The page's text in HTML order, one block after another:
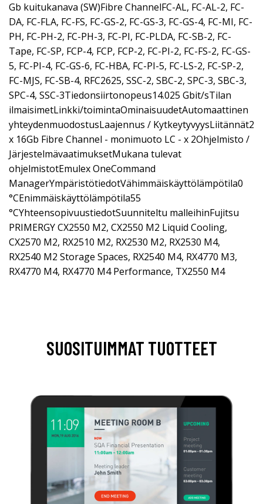
Gb kuitukanava (SW)Fibre ChannelFC-AL, FC-AL-2, FC-
DA, FC-FLA, FC-FS, FC-GS-2, FC-GS-3, FC-GS-4, FC-MI, FC-
PH, FC-PH-2, FC-PH-3, FC-PI, FC-PLDA, FC-SB-2, FC-
Tape, FC-SP, FCP-4, FCP, FCP-2, FC-PI-2, FC-FS-2, FC-GS-
5, FC-PI-4, FC-GS-6, FC-HBA, FC-PI-5, FC-LS-2, FC-SP-2,
FC-MJS, FC-SB-4, RFC2625, SSC-2, SBC-2, SPC-3, SBC-3,
SPC-4, SSC-3Tiedonsiirtonopeus14.025 Gbit/sTilan
ilmaisimetLinkki/toimintaOminaisuudetAutomaattinen
yhteydenmuodostusLaajennus / KytkeytyvyysLiitännät2
x 16Gb Fibre Channel - monimuoto LC - x 2Ohjelmisto /
JärjestelmävaatimuksetMukana tulevat
ohjelmistotEmulex OneCommand
ManagerYmpäristötiedotVähimmäiskäyttölämpötila0
°CEnimmäiskäyttölämpötila55
°CYhteensopivuustiedotSuunniteltu malleihinFujitsu
PRIMERGY CX2550 M2, CX2550 M2 Liquid Cooling,
CX2570 M2, RX2510 M2, RX2530 M2, RX2530 M4,
RX2540 M2 Storage Spaces, RX2540 M4, RX4770 M3,
RX4770 M4, RX4770 M4 Performance, TX2550 M4
SUOSITUIMMAT TUOTTEET